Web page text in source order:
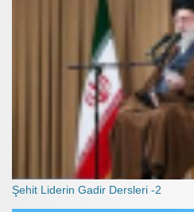
Şehit Liderin Gadir Dersleri -2